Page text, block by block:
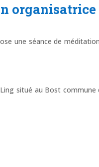
organisatrice
une séance de
situé au Bost commune